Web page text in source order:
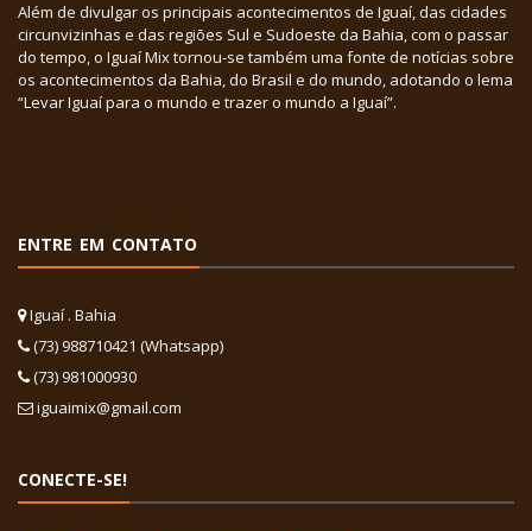
Além de divulgar os principais acontecimentos de Iguaí, das cidades
circunvizinhas e das regiões Sul e Sudoeste da Bahia, com o passar
do tempo, o Iguaí Mix tornou-se também uma fonte de notícias sobre
os acontecimentos da Bahia, do Brasil e do mundo, adotando o lema
“Levar Iguaí para o mundo e trazer o mundo a Iguaí”.
ENTRE EM CONTATO
Iguaí . Bahia
(73) 988710421 (Whatsapp)
(73) 981000930
iguaimix@gmail.com
CONECTE-SE!